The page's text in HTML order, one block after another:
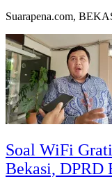
Suarapena.com,
Soal WiFi
Bekasi, DPRD